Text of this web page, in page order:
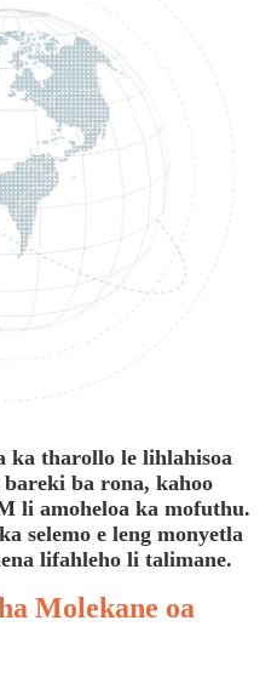
ka tharollo le lihlahisoa
bareki ba rona, kahoo
li amoheloa ka mofuthu.
selemo e leng monyetla
lifahleho li talimane.
Molekane oa